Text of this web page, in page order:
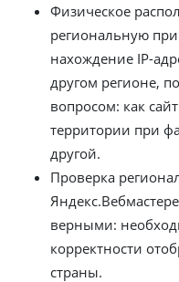
Физическое
региональную
нахождение IP-
другом регионе,
вопросом: как
территории при
другой.
Проверка
верными:
корректности
страны.